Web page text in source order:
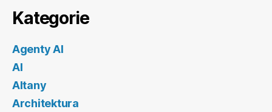
Kategorie
Agenty AI
AI
Altany
Architektura